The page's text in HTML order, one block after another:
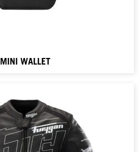
MINI WALLET